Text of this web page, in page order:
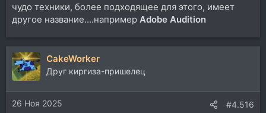
чудо техники, более подходящее для этого, имеет
другое название....например Adobe Audition
CakeWorker
Друг киргиза-пришелец
26 Ноя 2025 #4.516